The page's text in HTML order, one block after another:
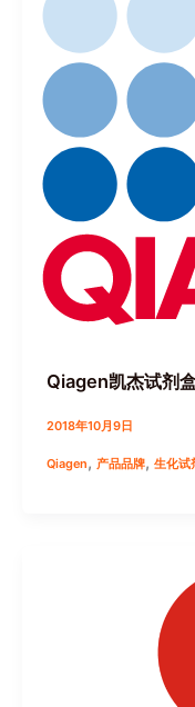
Qiagen凯杰试剂
2018年10月9日
Qiagen, 产品品牌, 生化试